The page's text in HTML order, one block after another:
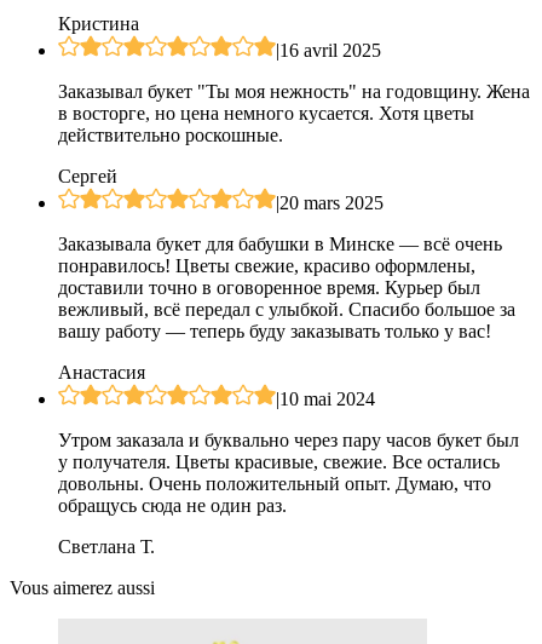
Кристина
|16 avril 2025
Заказывал букет "Ты моя нежность" на годовщину. Жена
в восторге, но цена немного кусается. Хотя цветы
действительно роскошные.
Сергей
|20 mars 2025
Заказывала букет для бабушки в Минске — всё очень
понравилось! Цветы свежие, красиво оформлены,
доставили точно в оговоренное время. Курьер был
вежливый, всё передал с улыбкой. Спасибо большое за
вашу работу — теперь буду заказывать только у вас!
Анастасия
|10 mai 2024
Утром заказала и буквально через пару часов букет был
у получателя. Цветы красивые, свежие. Все остались
довольны. Очень положительный опыт. Думаю, что
обращусь сюда не один раз.
Светлана Т.
Vous aimerez aussi